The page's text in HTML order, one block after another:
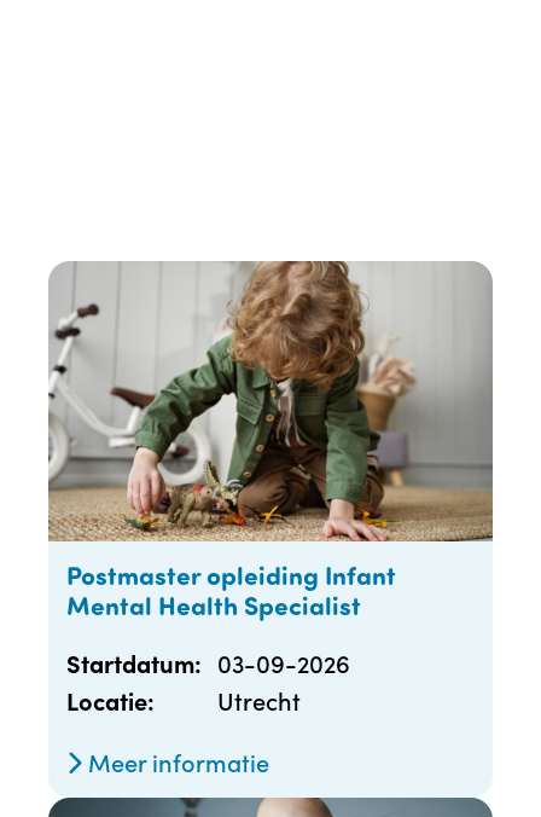
Postmaster opleiding Infant
Mental Health Specialist
Startdatum: 03-09-2026
Locatie:
Utrecht
Meer informatie